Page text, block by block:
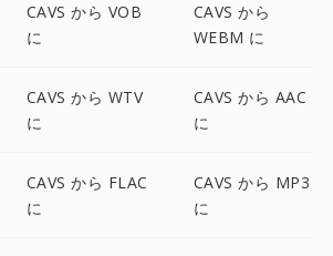
CAVS から VOB
に
CAVS から
WEBM に
CAVS から WTV
に
CAVS から AAC
に
CAVS から FLAC
に
CAVS から MP3
に